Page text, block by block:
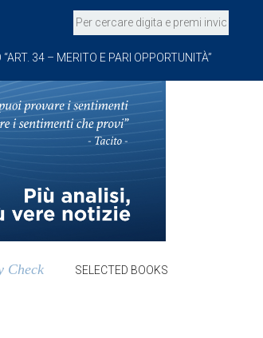
34 – MERITO E PARI OPPORTUNITÀ”
Check SELECTED BOOKS